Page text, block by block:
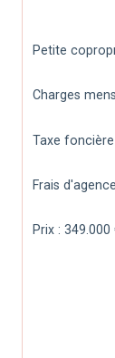
Petite
Charges
Taxe foncière
Frais
Prix :